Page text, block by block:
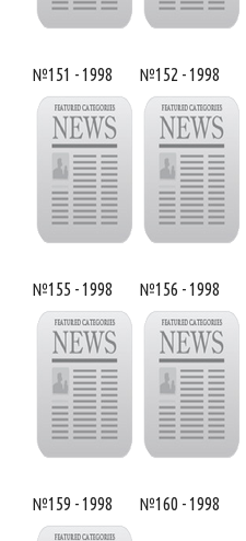
№151 - 1998 №152 - 1998
№155 - 1998 №156 - 1998
№159 - 1998 №160 - 1998